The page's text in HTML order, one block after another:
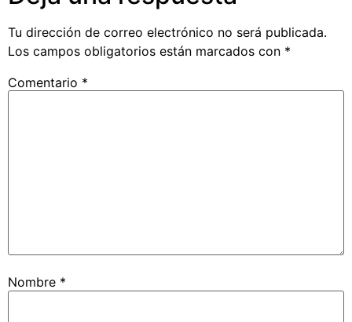
Tu dirección de correo electrónico no será publicada.
Los campos obligatorios están marcados con *
Comentario *
Nombre *